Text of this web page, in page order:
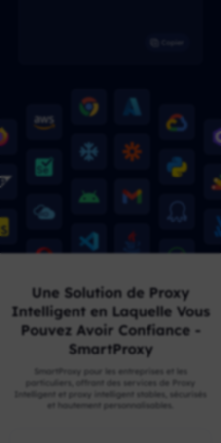
Une Solution de Proxy
Intelligent en Laquelle Vous
Pouvez Avoir Confiance -
SmartProxy
SmartProxy pour les entreprises et les
particuliers, offrant des services de Proxy
Intelligent et proxy intelligent stables, sécurisés
et hautement personnalisables.